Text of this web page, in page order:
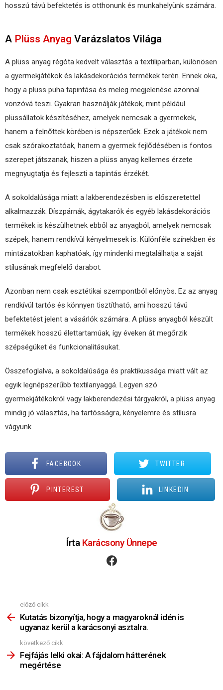
hosszú távú befektetés is otthonunk és munkahelyünk számára.
A Plüss Anyag Varázslatos Világa
A plüss anyag régóta kedvelt választás a textiliparban, különösen
a gyermekjátékok és lakásdekorációs termékek terén. Ennek oka,
hogy a plüss puha tapintása és meleg megjelenése azonnal
vonzóvá teszi. Gyakran használják játékok, mint például
plüssállatok készítéséhez, amelyek nemcsak a gyermekek,
hanem a felnőttek körében is népszerűek. Ezek a játékok nem
csak szórakoztatóak, hanem a gyermek fejlődésében is fontos
szerepet játszanak, hiszen a plüss anyag kellemes érzete
megnyugtatja és fejleszti a tapintás érzékét.
A sokoldalúsága miatt a lakberendezésben is előszeretettel
alkalmazzák. Díszpárnák, ágytakarók és egyéb lakásdekorációs
termékek is készülhetnek ebből az anyagból, amelyek nemcsak
szépek, hanem rendkívül kényelmesek is. Különféle színekben és
mintázatokban kaphatóak, így mindenki megtalálhatja a saját
stílusának megfelelő darabot.
Azonban nem csak esztétikai szempontból előnyös. Ez az anyag
rendkívül tartós és könnyen tisztítható, ami hosszú távú
befektetést jelent a vásárlók számára. A plüss anyagból készült
termékek hosszú élettartamúak, így éveken át megőrzik
szépségüket és funkcionalitásukat.
Összefoglalva, a sokoldalúsága és praktikussága miatt vált az
egyik legnépszerűbb textilanyaggá. Legyen szó
gyermekjátékokról vagy lakberendezési tárgyakról, a plüss anyag
mindig jó választás, ha tartósságra, kényelemre és stílusra
vágyunk.
FACEBOOK TWITTER
PINTEREST LINKEDIN
Írta Karácsony Ünnepe
Nézz
Többet
előző cikk
Kutatás bizonyítja, hogy a magyaroknál idén is
ugyanaz kerül a karácsonyi asztalra.
következő cikk
Fejfájás lelki okai: A fájdalom hátterének
megértése